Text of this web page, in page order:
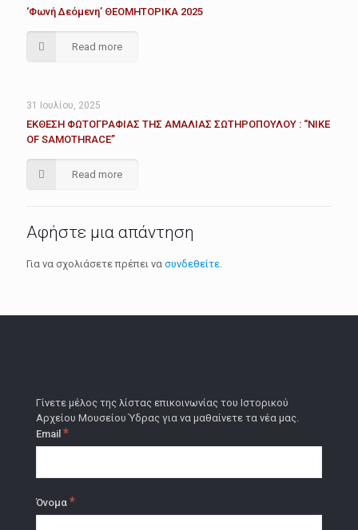
‘Φωνή Δεόμενη’ ΘΕΟΜΗΤΟΡΙΚΑ 2025
Read more
31 Ιουλίου, 2025
ΕΚΘΕΣΗ ΦΩΤΟΓΡΑΦΙΑΣ ΤΗΣ ΑΜΑΛΙΑΣ ΣΩΤΗΡΟΠΟΥΛΟΥ : “ΝΙΚΕ
OF SAMOTHRACE”
Read more
Αφήστε μια απάντηση
Για να σχολιάσετε πρέπει να συνδεθείτε.
Γίνετε μέλος της λίστας επικοινωνίας του Ιστορικού
Αρχείου Μουσείου Ύδρας για να μαθαίνετε τα νέα μας.
Email *
Όνομα *